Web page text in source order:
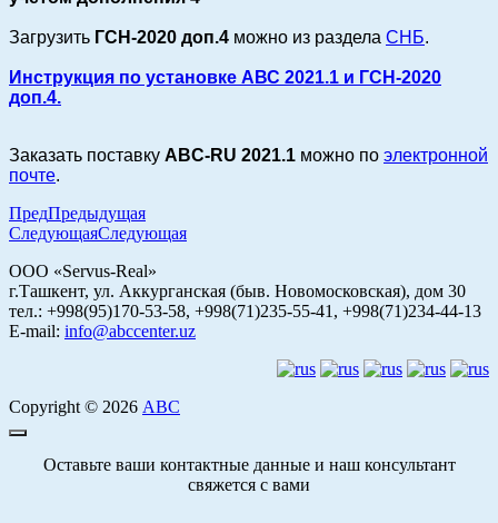
Загрузить ГСН-2020 доп.4 можно из раздела СНБ.
Инструкция по установке АВС 2021.1 и ГСН-2020
доп.4.
Заказать поставку ABC-RU 2021.1 можно по электронной
почте.
ПредПредыдущая
СледующаяСледующая
ООО «Servus-Real»
г.Ташкент, ул. Аккурганская (быв. Новомосковская), дом 30
тел.: +998(95)170-53-58, +998(71)235-55-41, +998(71)234-44-13
E-mail: info@abccenter.uz
Copyright © 2026 АВС
Оставьте ваши контактные данные и наш консультант
свяжется с вами